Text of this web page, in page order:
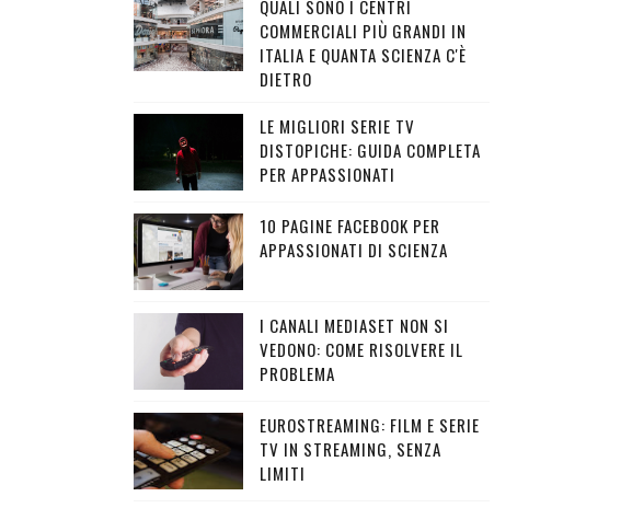
QUALI SONO I CENTRI
COMMERCIALI PIÙ GRANDI IN
ITALIA E QUANTA SCIENZA C'È
DIETRO
LE MIGLIORI SERIE TV
DISTOPICHE: GUIDA COMPLETA
PER APPASSIONATI
10 PAGINE FACEBOOK PER
APPASSIONATI DI SCIENZA
I CANALI MEDIASET NON SI
VEDONO: COME RISOLVERE IL
PROBLEMA
EUROSTREAMING: FILM E SERIE
TV IN STREAMING, SENZA
LIMITI